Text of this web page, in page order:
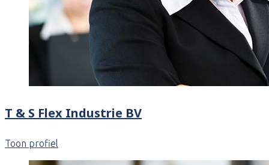
T & S Flex Industrie BV
Toon profiel